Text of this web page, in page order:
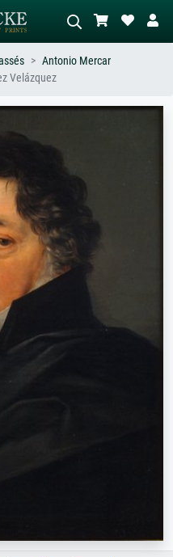
abstrait avec beaucoup de rouge,
tableau sombre, nu debout près d'un
Antonio Mercar
Velázquez